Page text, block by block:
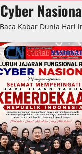
Cyber
Baca Kabar Dunia Hari